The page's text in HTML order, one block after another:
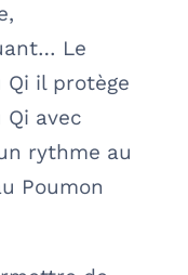
Le
il protège
Qi avec
rythme au
Poumon